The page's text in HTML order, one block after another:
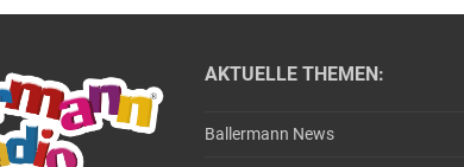
AKTUELLE THEMEN:
Ballermann News